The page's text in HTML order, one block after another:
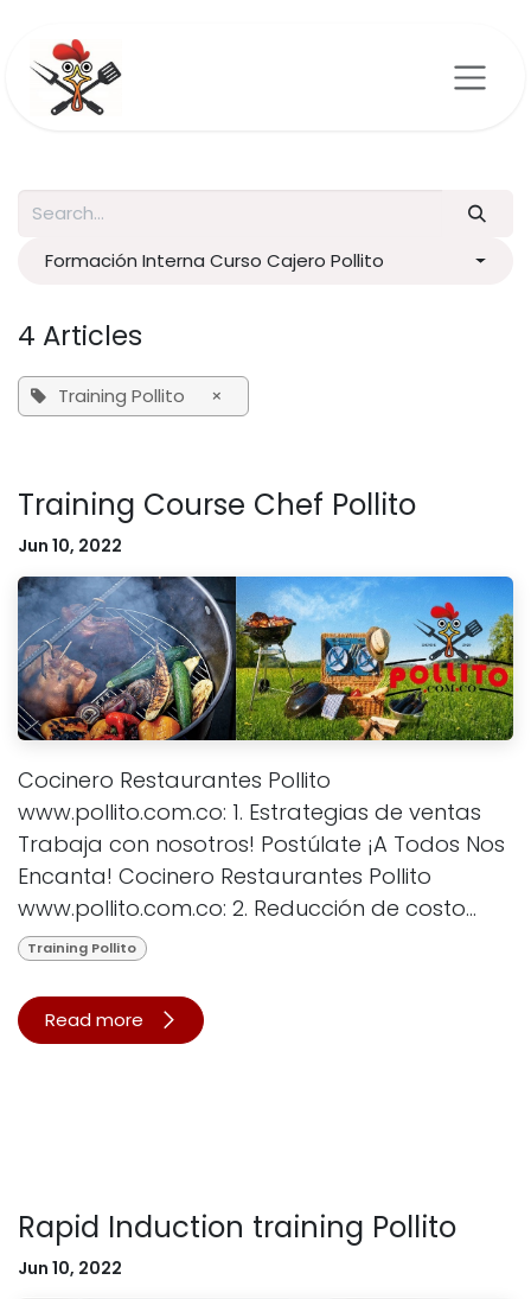
Formación Interna Curso Cajero Pollito
4 Articles
Training Pollito ×
Training Course Chef Pollito
Jun 10, 2022
Cocinero Restaurantes Pollito
www.pollito.com.co: 1. Estrategias de ventas
Trabaja con nosotros! Postúlate ¡A Todos Nos
Encanta! Cocinero Restaurantes Pollito
www.pollito.com.co: 2. Reducción de costo...
Training Pollito
Read more
Rapid Induction training Pollito
Jun 10, 2022